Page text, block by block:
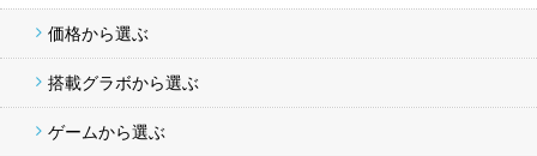
価格から選ぶ
搭載グラボから選ぶ
ゲームから選ぶ